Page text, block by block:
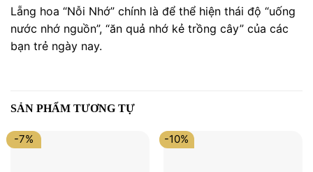
Lẵng hoa “Nỗi Nhớ” chính là để thể hiện thái độ “uống
nước nhớ nguồn”, “ăn quả nhớ kẻ trồng cây” của các
bạn trẻ ngày nay.
SẢN PHẨM TƯƠNG TỰ
-7% -10%